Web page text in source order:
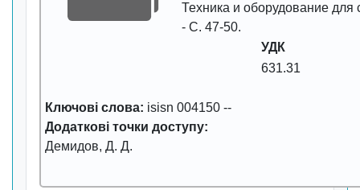
Техника и обоpудование для
- С. 47-50.
УДК
631.31
Ключові слова: isisn 004150 --
Додаткові точки доступу:
Демидов, Д. Д.